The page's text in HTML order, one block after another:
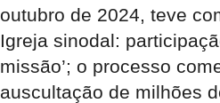
outubro de 2024, teve
Igreja sinodal:
missão’; o processo
auscultação de milhões